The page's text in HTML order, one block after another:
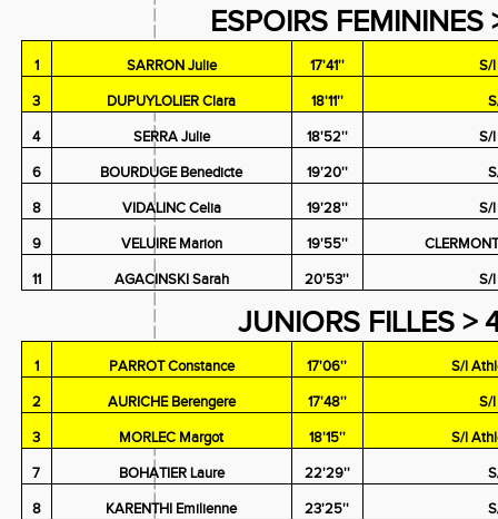
ESPOIRS
1 SARRON Julie 17'41''
S/
3
DUPUYLOLIER Clara 18'11''
4
SERRA Julie 18'52''
S/
6
BOURDUGE Benedicte 19'20''
8
VIDALINC Celia 19'28''
S/
9
VELUIRE Marion 19'55''
11
AGACINSKI Sarah 20'53'' S/
JUNIORS FILLES >
1 PARROT Constance 17'06''
S/l
2
AURICHE Berengere 17'48''
S/
3
MORLEC Margot 18'15''
S/l
7
BOHATIER Laure 22'29''
8
KARENTHI Emilienne 23'25''